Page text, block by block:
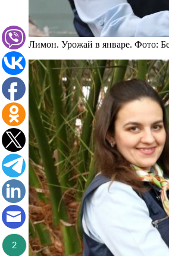
Лимон. Урожай в январе. Фото:
2